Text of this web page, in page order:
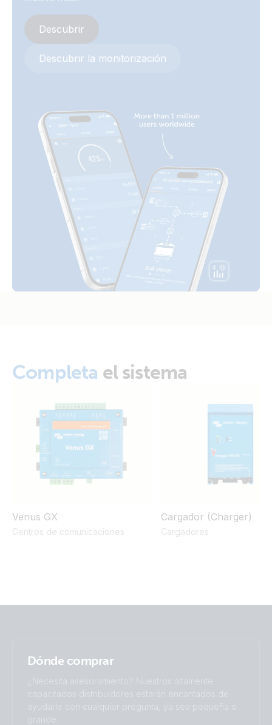
Descubrir
Descubrir la monitorización
Completa el sistema
Venus GX
Centros de comunicaciones
Cargador (Charger)
Cargadores
Dónde comprar
¿Necesita asesoramiento? Nuestros altamente
capacitados distribuidores estarán encantados de
ayudarle con cualquier pregunta, ya sea pequeña o
grande.